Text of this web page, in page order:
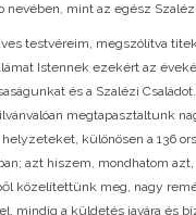
nevében, mint az egész
testvéreim, megszólítva
Istennek ezekért az
és a Szalézi
megtapasztaltunk
különösen a 136
azt hiszem, mondhatom
közelítettünk meg, nagy
mindig a küldetés javára és